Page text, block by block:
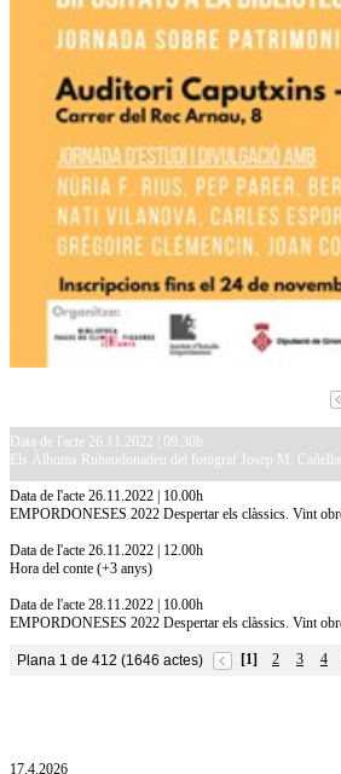
Data de l'acte 26.11.2022 | 09.30h
Els Àlbums Rubaudonadeu del fotògraf Josep M.
Data de l'acte 26.11.2022 | 10.00h
EMPORDONESES 2022 Despertar els clàssics. Vint
Data de l'acte 26.11.2022 | 12.00h
Hora del conte (+3 anys)
Data de l'acte 28.11.2022 | 10.00h
EMPORDONESES 2022 Despertar els clàssics. Vint
Plana 1 de 412 (1646 actes) [1] 2 3 4
17.4.2026